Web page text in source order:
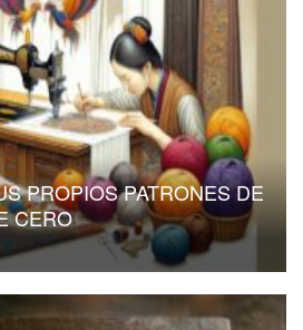
PROPIOS PATRONES DE
CERO